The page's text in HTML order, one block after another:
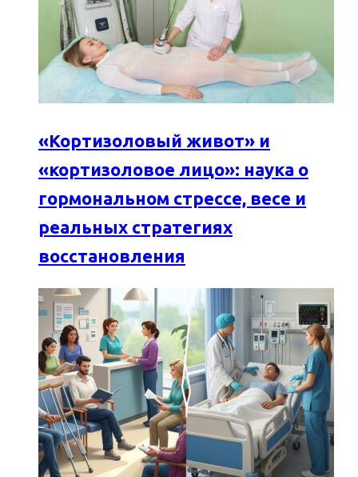
«Кортизоловый живот» и
«кортизоловое лицо»: наука о
гормональном стрессе, весе и
реальных стратегиях
восстановления